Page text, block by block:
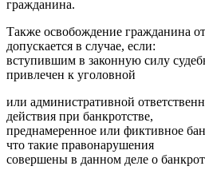
гражданина.
Также освобождение гражданина от
допускается в случае, если:
вступившим в законную силу
привлечен к уголовной
или административной
действия при банкротстве,
преднамеренное или фиктивное
что такие правонарушения
совершены в данном деле о